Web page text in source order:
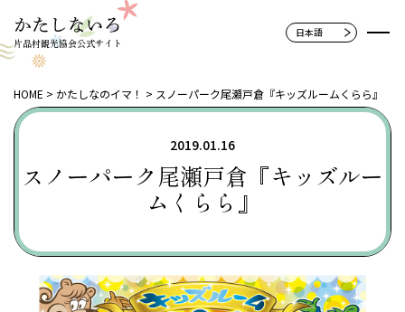
片品村観光協会公式サイト
HOME かたしなのイマ！ スノーパーク尾瀬戸倉『キッズルームくらら』
2019.01.16
スノーパーク尾瀬戸倉『キッズルー
ムくらら』